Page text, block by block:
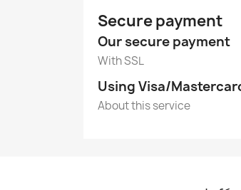
Secure payment
Our secure payment
With SSL
Using Visa/
About this service